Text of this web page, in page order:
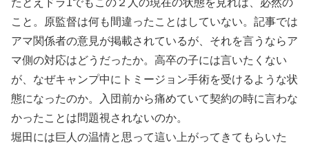
たとえドラ1でもこの２人の現在の状態を見れば、必然の
こと。原監督は何も間違ったことはしていない。記事では
アマ関係者の意見が掲載されているが、それを言うならア
マ側の対応はどうだったか。高卒の子には言いたくない
が、なぜキャンプ中にトミージョン手術を受けるような状
態になったのか。入団前から痛めていて契約の時に言わな
かったことは問題視されないのか。
堀田には巨人の温情と思って這い上がってきてもらいた